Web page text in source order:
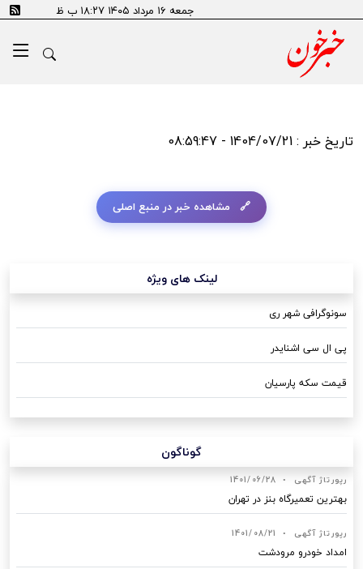
جمعه ۱۶ مرداد ۱۴۰۵ ۱۸:۲۷ ب ظ
تاریخ خبر : 1404/07/21 - 08:59:47
مشاهده خبر در منبع اصلی
لینک های ویژه
سونوگرافی شهر ری
پی ال سی اشنایدر
قیمت سکه پارسیان
گوناگون
رپورتاژ آگهی •
1401/06/28
بهترین تعمیرگاه بنز در تهران
رپورتاژ آگهی •
1401/08/21
امداد خودرو مرودشت